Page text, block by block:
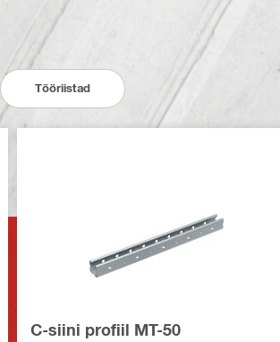
Tööriistad
C-siini profiil MT-50